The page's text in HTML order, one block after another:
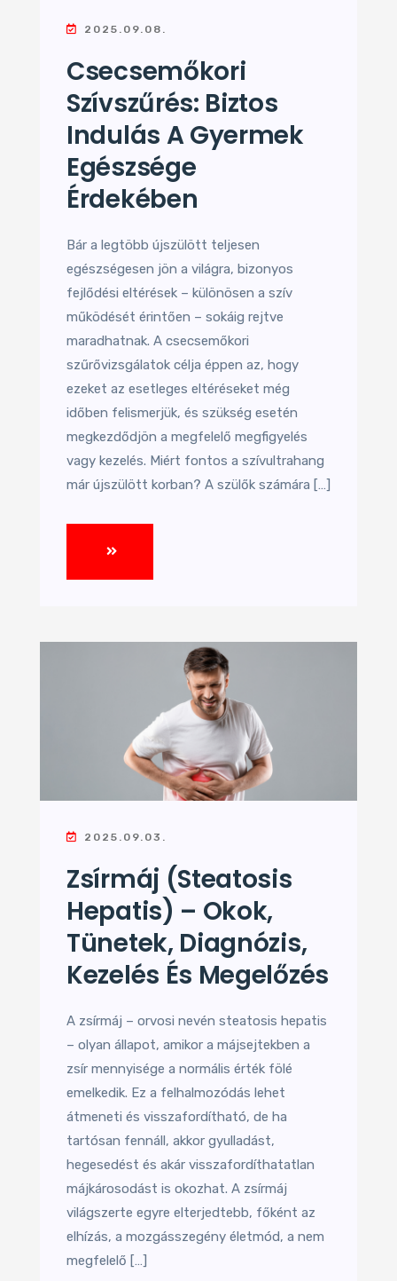
2025.09.08.
Csecsemőkori
Szívszűrés: Biztos
Indulás A Gyermek
Egészsége
Érdekében
Bár a legtöbb újszülött teljesen
egészségesen jön a világra, bizonyos
fejlődési eltérések – különösen a szív
működését érintően – sokáig rejtve
maradhatnak. A csecsemőkori
szűrővizsgálatok célja éppen az, hogy
ezeket az esetleges eltéréseket még
időben felismerjük, és szükség esetén
megkezdődjön a megfelelő megfigyelés
vagy kezelés. Miért fontos a szívultrahang
már újszülött korban? A szülők számára […]
2025.09.03.
Zsírmáj (steatosis
Hepatis) – Okok,
Tünetek, Diagnózis,
Kezelés És Megelőzés
A zsírmáj – orvosi nevén steatosis hepatis
– olyan állapot, amikor a májsejtekben a
zsír mennyisége a normális érték fölé
emelkedik. Ez a felhalmozódás lehet
átmeneti és visszafordítható, de ha
tartósan fennáll, akkor gyulladást,
hegesedést és akár visszafordíthatatlan
májkárosodást is okozhat. A zsírmáj
világszerte egyre elterjedtebb, főként az
elhízás, a mozgásszegény életmód, a nem
megfelelő […]